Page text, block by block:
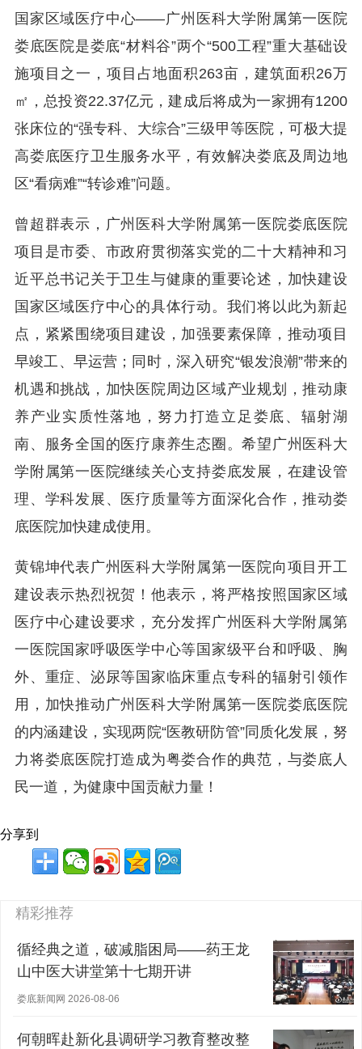
国家区域医疗中心——广州医科大学附属第一医院
娄底医院是娄底“材料谷”两个“500工程”重大基础设
施项目之一，项目占地面积263亩，建筑面积26万
㎡，总投资22.37亿元，建成后将成为一家拥有1200
张床位的“强专科、大综合”三级甲等医院，可极大提
高娄底医疗卫生服务水平，有效解决娄底及周边地
区“看病难”“转诊难”问题。
曾超群表示，广州医科大学附属第一医院娄底医院
项目是市委、市政府贯彻落实党的二十大精神和习
近平总书记关于卫生与健康的重要论述，加快建设
国家区域医疗中心的具体行动。我们将以此为新起
点，紧紧围绕项目建设，加强要素保障，推动项目
早竣工、早运营；同时，深入研究“银发浪潮”带来的
机遇和挑战，加快医院周边区域产业规划，推动康
养产业实质性落地，努力打造立足娄底、辐射湖
南、服务全国的医疗康养生态圈。希望广州医科大
学附属第一医院继续关心支持娄底发展，在建设管
理、学科发展、医疗质量等方面深化合作，推动娄
底医院加快建成使用。
黄锦坤代表广州医科大学附属第一医院向项目开工
建设表示热烈祝贺！他表示，将严格按照国家区域
医疗中心建设要求，充分发挥广州医科大学附属第
一医院国家呼吸医学中心等国家级平台和呼吸、胸
外、重症、泌尿等国家临床重点专科的辐射引领作
用，加快推动 广州医科大学附属第一医院娄底医院
的内涵建设，实现两院“医教研防管”同质化发展，努
力将娄底医院打造成为粤娄合作的典范，与娄底人
民一道，为健康中国贡献力量！
分享到
精彩推荐
循经典之道，破减脂困局——药王龙
山中医大讲堂第十七期开讲
娄底新闻网 2026-08-06
何朝晖赴新化县调研学习教育整改整